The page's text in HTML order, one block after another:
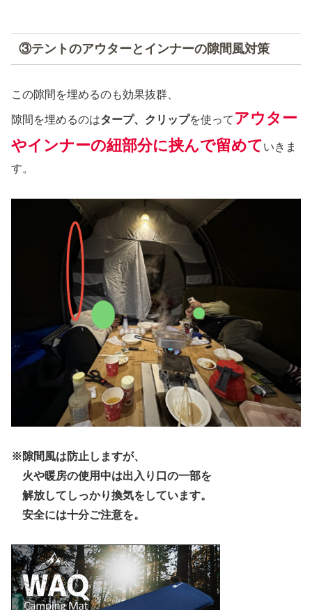
③テントのアウターとインナーの隙間風対策
この隙間を埋めるのも効果抜群、
隙間を埋めるのはタープ、クリップを使って アウター
やインナーの紐部分に挟んで留めていきま
す。
※隙間風は防止しますが、
火や暖房の使用中は出入り口の一部を
解放してしっかり換気をしています。
安全には十分ご注意を。